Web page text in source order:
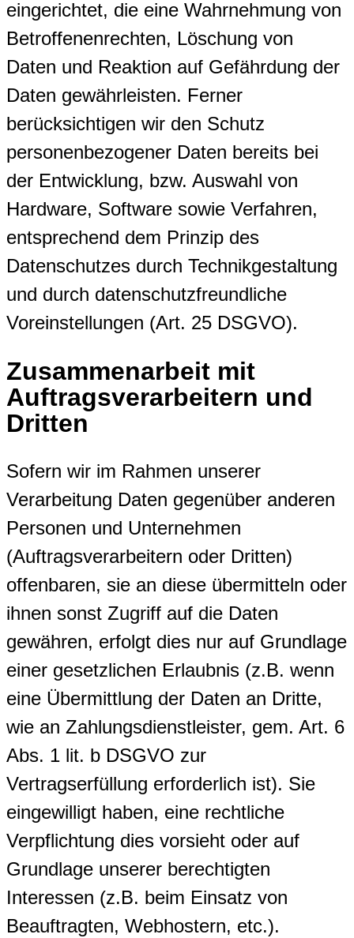
eingerichtet, die eine Wahrnehmung von
Betroffenenrechten, Löschung von
Daten und Reaktion auf Gefährdung der
Daten gewährleisten. Ferner
berücksichtigen wir den Schutz
personenbezogener Daten bereits bei
der Entwicklung, bzw. Auswahl von
Hardware, Software sowie Verfahren,
entsprechend dem Prinzip des
Datenschutzes durch Technikgestaltung
und durch datenschutzfreundliche
Voreinstellungen (Art. 25 DSGVO).
Zusammenarbeit mit
Auftragsverarbeitern und
Dritten
Sofern wir im Rahmen unserer
Verarbeitung Daten gegenüber anderen
Personen und Unternehmen
(Auftragsverarbeitern oder Dritten)
offenbaren, sie an diese übermitteln oder
ihnen sonst Zugriff auf die Daten
gewähren, erfolgt dies nur auf Grundlage
einer gesetzlichen Erlaubnis (z.B. wenn
eine Übermittlung der Daten an Dritte,
wie an Zahlungsdienstleister, gem. Art. 6
Abs. 1 lit. b DSGVO zur
Vertragserfüllung erforderlich ist). Sie
eingewilligt haben, eine rechtliche
Verpflichtung dies vorsieht oder auf
Grundlage unserer berechtigten
Interessen (z.B. beim Einsatz von
Beauftragten, Webhostern, etc.).